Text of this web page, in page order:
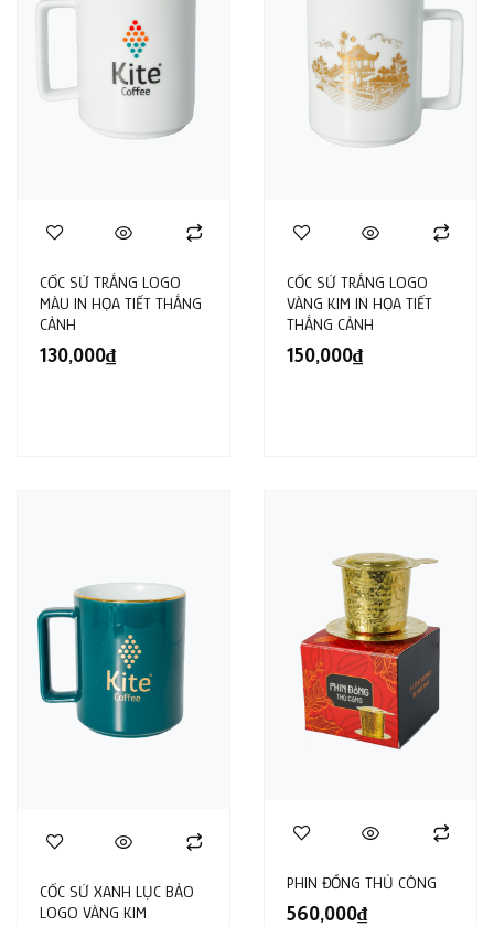
CỐC SỨ TRẮNG LOGO
MÀU IN HỌA TIẾT THẮNG
CẢNH
130,000₫
CỐC SỨ TRẮNG LOGO
VÀNG KIM IN HỌA TIẾT
THẮNG CẢNH
150,000₫
CỐC SỨ XANH LỤC BẢO
LOGO VÀNG KIM
PHIN ĐỒNG THỦ CÔNG
560,000₫